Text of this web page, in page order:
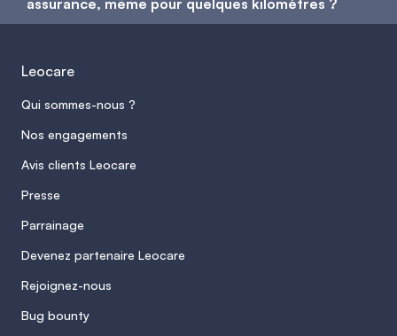
Leocare
Qui sommes-nous ?
Nos engagements
Avis clients Leocare
Presse
Parrainage
Devenez partenaire Leocare
Rejoignez-nous
Bug bounty